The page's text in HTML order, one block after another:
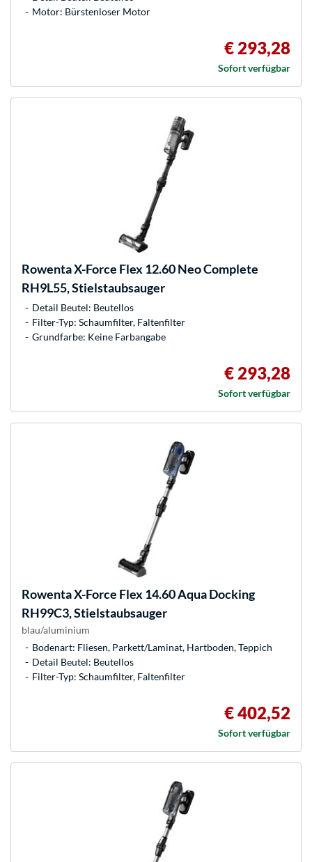
Motor: Bürstenloser Motor
€ 293,28
Sofort verfügbar
RowentaX-Force Flex 12.60 Neo Complete
RH9L55, Stielstaubsauger
Detail Beutel: Beutellos
Filter-Typ: Schaumfilter, Faltenfilter
Grundfarbe: Keine Farbangabe
€ 293,28
Sofort verfügbar
RowentaX-Force Flex 14.60 Aqua Docking
RH99C3, Stielstaubsauger
blau/aluminium
Bodenart: Fliesen, Parkett/Laminat, Hartboden, Teppich
Detail Beutel: Beutellos
Filter-Typ: Schaumfilter, Faltenfilter
€ 402,52
Sofort verfügbar